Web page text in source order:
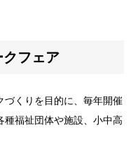
フェア
づくりを目的に、毎年開催
種福祉団体や施設、小中高